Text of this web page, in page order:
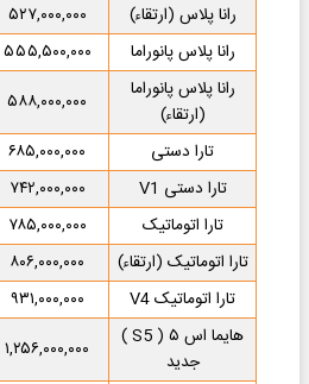
رانا پلاس (ارتقاء)
۵۲۷,۰۰۰,۰۰۰
رانا پلاس پانوراما
۵۵۵,۵۰۰,۰۰۰
رانا پلاس پانوراما
(ارتقاء)
۵۸۸,۰۰۰,۰۰۰
تارا دستی
۶۸۵,۰۰۰,۰۰۰
تارا دستی V1
۷۴۲,۰۰۰,۰۰۰
تارا اتوماتیک
۷۸۵,۰۰۰,۰۰۰
تارا اتوماتیک (ارتقاء)
۸۰۶,۰۰۰,۰۰۰
تارا اتوماتیک V4
۹۳۱,۰۰۰,۰۰۰
هایما اس ۵ ( S5 )
جدید
۱,۲۵۶,۰۰۰,۰۰۰